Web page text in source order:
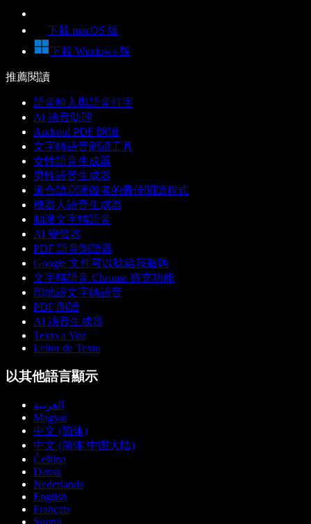
下載 macOS 版
下載 Windows 版
推薦閱讀
語音輸入與語音打字
AI 語音助理
Android PDF 朗讀
文字轉語音朗讀工具
女性語音生成器
男性語音生成器
適合讀寫障礙者的最佳閱讀程式
機器人語音生成器
動漫文字轉語音
AI 變聲器
PDF 語音朗讀器
Google 文件可以唸給我聽嗎
文字轉語音 Chrome 擴充功能
印地語文字轉語音
PDF 朗讀
AI 語音生成器
Texto a Voz
Leitor de Texto
以其他語言顯示
العربية
Magyar
中文 (简体)
中文 (简体 中国大陆)
Čeština
Dansk
Nederlands
English
Français